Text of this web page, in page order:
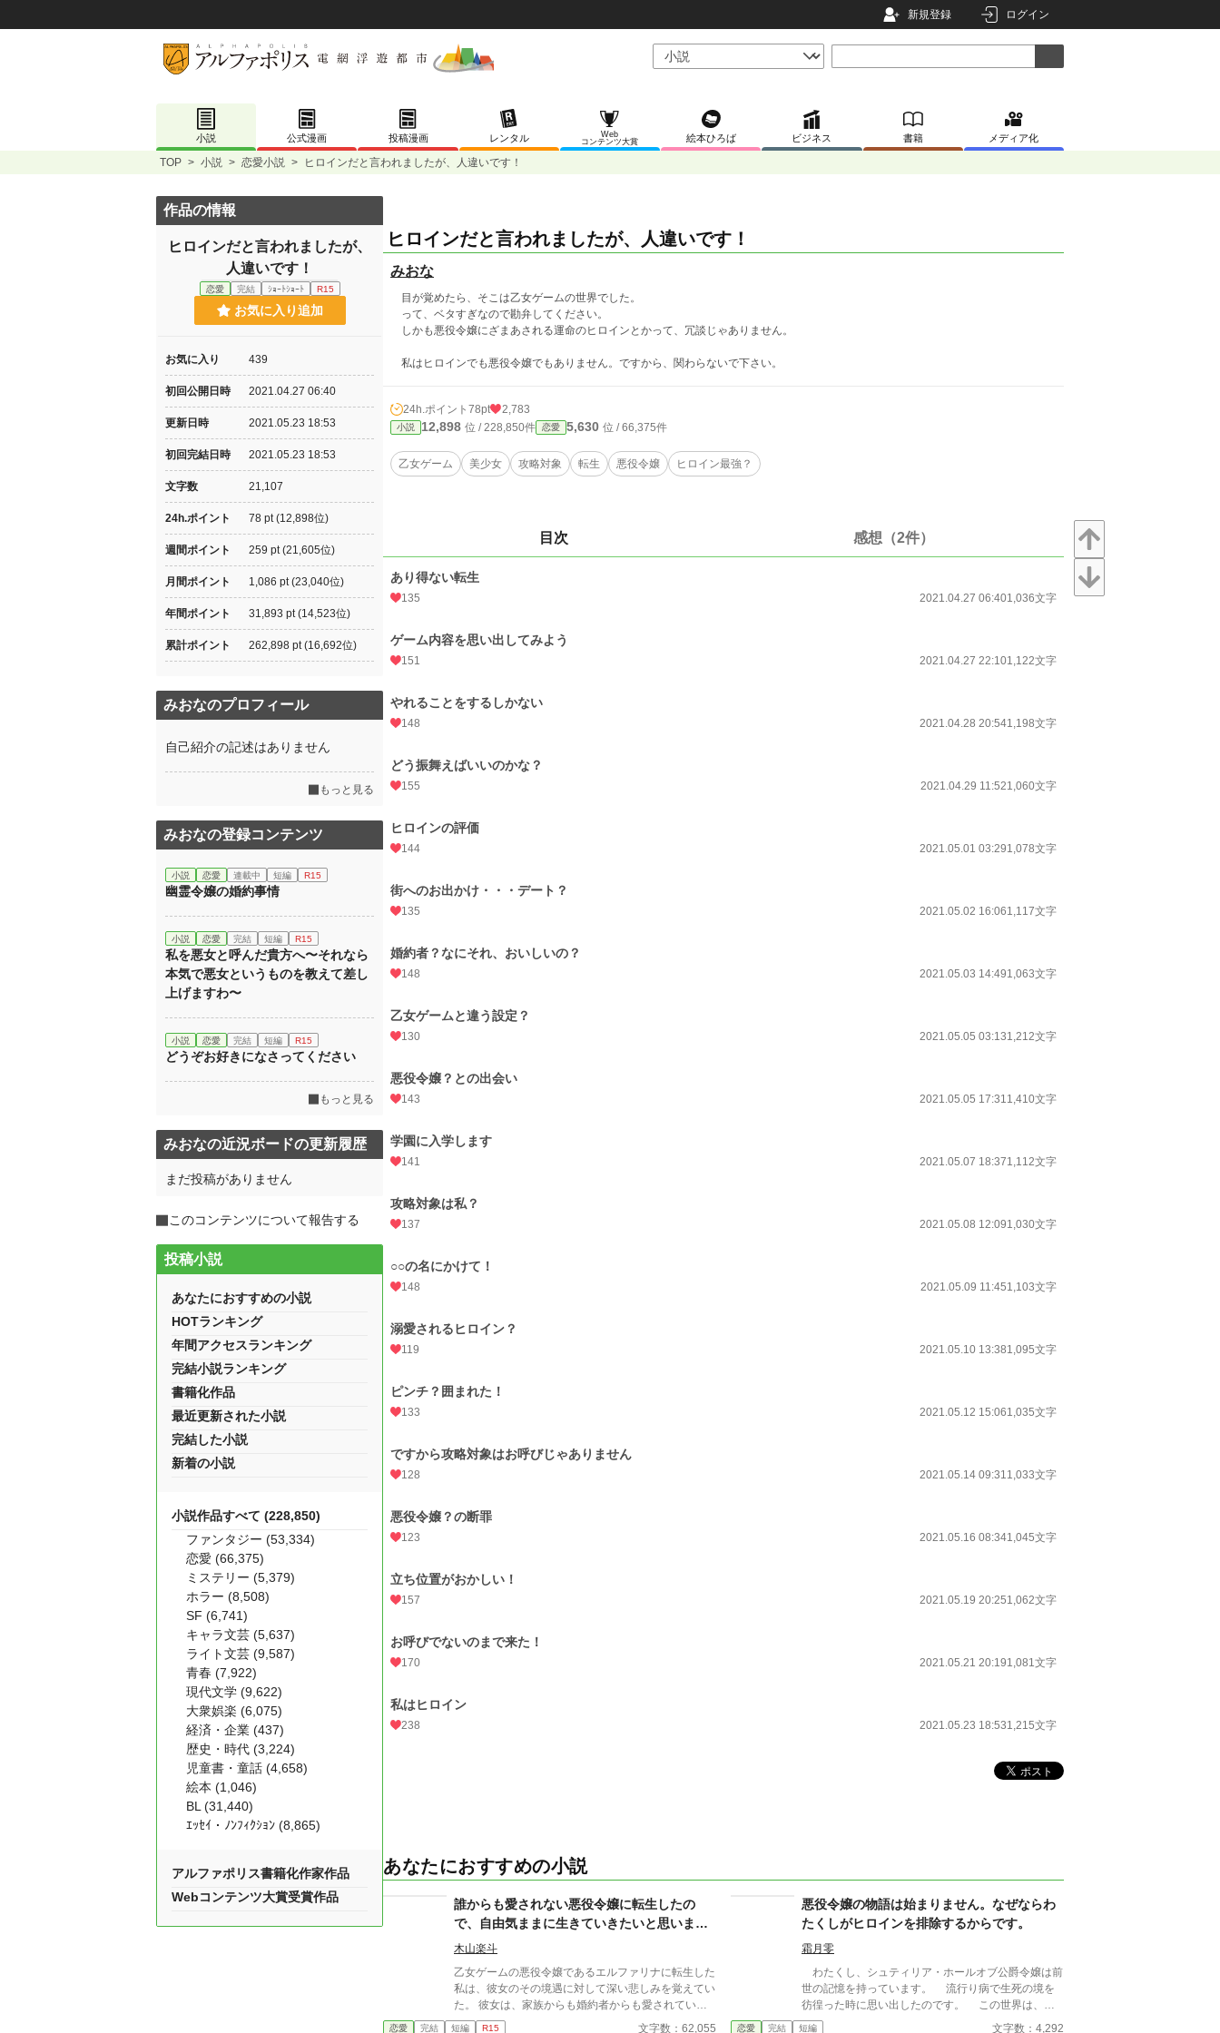
新規登録 ログイン
小説 公式漫画 投稿漫画 レンタル
Web
コンテンツ大賞
絵本ひろば ビジネス 書籍 メディア化
TOP > 小説 > 恋愛小説 > ヒロインだと言われましたが、人違いです！
ヒロインだと言われましたが、人違いです！
みおな
目が覚めたら、そこは乙女ゲームの世界でした。
って、ベタすぎなので勘弁してください。
しかも悪役令嬢にざまあされる運命のヒロインとかって、冗談じゃありません。
私はヒロインでも悪役令嬢でもありません。ですから、関わらないで下さい。
24h.ポイント 78pt 2,783
小説 12,898 位 / 228,850件 恋愛 5,630 位 / 66,375件
乙女ゲーム 美少女 攻略対象 転生 悪役令嬢 ヒロイン最強？
目次 感想（2件）
あり得ない転生
135 2021.04.27 06:401,036文字
ゲーム内容を思い出してみよう
151 2021.04.27 22:101,122文字
やれることをするしかない
148 2021.04.28 20:541,198文字
どう振舞えばいいのかな？
155 2021.04.29 11:521,060文字
ヒロインの評価
144 2021.05.01 03:291,078文字
街へのお出かけ・・・デート？
135 2021.05.02 16:061,117文字
婚約者？なにそれ、おいしいの？
148 2021.05.03 14:491,063文字
乙女ゲームと違う設定？
130 2021.05.05 03:131,212文字
悪役令嬢？との出会い
143 2021.05.05 17:311,410文字
学園に入学します
141 2021.05.07 18:371,112文字
攻略対象は私？
137 2021.05.08 12:091,030文字
○○の名にかけて！
148 2021.05.09 11:451,103文字
溺愛されるヒロイン？
119 2021.05.10 13:381,095文字
ピンチ？囲まれた！
133 2021.05.12 15:061,035文字
ですから攻略対象はお呼びじゃありません
128 2021.05.14 09:311,033文字
悪役令嬢？の断罪
123 2021.05.16 08:341,045文字
立ち位置がおかしい！
157 2021.05.19 20:251,062文字
お呼びでないのまで来た！
170 2021.05.21 20:191,081文字
私はヒロイン
238 2021.05.23 18:531,215文字
あなたにおすすめの小説
誰からも愛されない悪役令嬢に転生したの
で、自由気ままに生きていきたいと思いま
す。
木山楽斗
乙女ゲームの悪役令嬢であるエルファリナに転生した
私は、彼女のその境遇に対して深い悲しみを覚えてい
た。 彼女は、家族からも婚約者からも愛されていな
い。それどころか、その存在を疎まれているのだ。
恋愛 完結 短編 R15 文字数：62,055
悪役令嬢の物語は始まりません。なぜならわ
たくしがヒロインを排除するからです。
霜月零
わたくし、シュティリア・ホールオブ公爵令嬢は前
世の記憶を持っています。 流行り病で生死の境を
彷徨った時に思い出したのです。 この世界は、前
世で遊んでいた乙女ゲームに酷似していると。 最
恋愛 完結 短編 文字数：4,292
作品の情報
ヒロインだと言われましたが、
人違いです！
恋愛 完結 ｼｮｰﾄｼｮｰﾄ R15
お気に入り追加
お気に入り 439
初回公開日時 2021.04.27 06:40
更新日時 2021.05.23 18:53
初回完結日時 2021.05.23 18:53
文字数 21,107
24h.ポイント 78 pt (12,898位)
週間ポイント 259 pt (21,605位)
月間ポイント 1,086 pt (23,040位)
年間ポイント 31,893 pt (14,523位)
累計ポイント 262,898 pt (16,692位)
みおなのプロフィール
自己紹介の記述はありません
もっと見る
みおなの登録コンテンツ
小説 恋愛 連載中 短編 R15
幽霊令嬢の婚約事情
小説 恋愛 完結 短編 R15
私を悪女と呼んだ貴方へ〜それなら
本気で悪女というものを教えて差し
上げますわ〜
小説 恋愛 完結 短編 R15
どうぞお好きになさってください
もっと見る
みおなの近況ボードの更新履歴
まだ投稿がありません
このコンテンツについて報告する
投稿小説
あなたにおすすめの小説
HOTランキング
年間アクセスランキング
完結小説ランキング
書籍化作品
最近更新された小説
完結した小説
新着の小説
小説作品すべて (228,850)
ファンタジー (53,334)
恋愛 (66,375)
ミステリー (5,379)
ホラー (8,508)
SF (6,741)
キャラ文芸 (5,637)
ライト文芸 (9,587)
青春 (7,922)
現代文学 (9,622)
大衆娯楽 (6,075)
経済・企業 (437)
歴史・時代 (3,224)
児童書・童話 (4,658)
絵本 (1,046)
BL (31,440)
ｴｯｾｲ・ﾉﾝﾌｨｸｼｮﾝ (8,865)
アルファポリス書籍化作家作品
Webコンテンツ大賞受賞作品